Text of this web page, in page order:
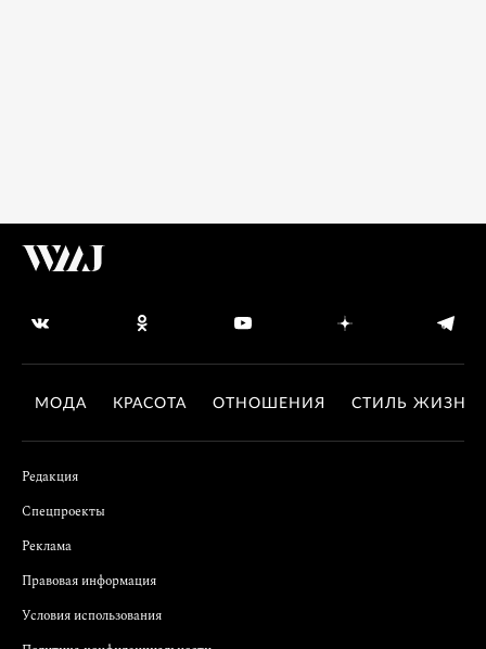
МОДА КРАСОТА ОТНОШЕНИЯ СТИЛЬ ЖИЗНИ
Редакция
Спецпроекты
Реклама
Правовая информация
Условия использования